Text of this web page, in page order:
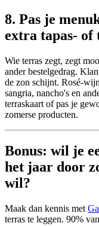
8. Pas je
extra tapas-
Wie terras zegt, zegt
ander bestelgedrag.
de zon schijnt. Rosé-
sangria, nancho's en
terraskaart of pas je
zomerse producten.
Bonus: wil je
het jaar door
wil?
Maak dan kennis met
terras te leggen. 90%